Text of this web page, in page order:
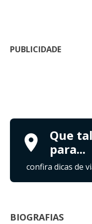
PUBLICIDADE
Que
para...
confira dicas de
BIOGRAFIAS